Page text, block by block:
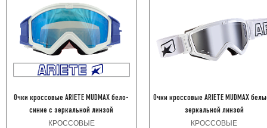
Очки кроссовые ARIETE MUDMAX бело-
синие с зеркальной линзой
КРОССОВЫЕ
Очки кроссовые ARIETE MUDMAX
зеркальной линзой
КРОССОВЫЕ